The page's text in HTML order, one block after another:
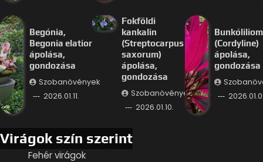
Begónia,
Begonia elatior
ápolása,
gondozása
Szobanövények
2026.01.11.
Fokföldi
kankalin
(Streptocarpus
saxorum)
ápolása,
gondozása
Szobanövények
2026.01.10.
Bunkóliliom
(Cordyline)
ápolása,
gondozása
Virágok szín szerint
Fehér virágok